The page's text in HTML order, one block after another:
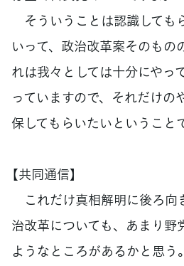
そういうことは認識しても
いって、政治改革案そのもの
れは我々としては十分にやっ
っていますので、それだけの
保してもらいたいということ
【共同通信】
これだけ真相解明に後ろ向
治改革についても、あまり野
ようなところがあるかと思う